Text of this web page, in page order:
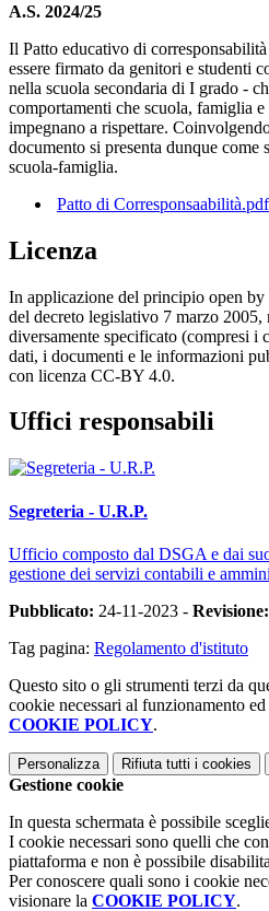
A.S. 2024/25
Il Patto educativo di
essere firmato da genitori e studenti
nella scuola secondaria di I grado -
comportamenti che scuola, famiglia
impegnano a rispettare.
documento si presenta dunque come
scuola-famiglia.
Patto di Corresponsaabilità.pdf
Licenza
In applicazione del principio open by
del decreto legislativo 7 marzo
diversamente specificato (compresi i
dati, i documenti e le informazioni
con licenza CC-BY 4.0.
Uffici responsabili
Segreteria - U.R.P.
Ufficio composto dal DSGA e dai
gestione dei servizi contabili e
Pubblicato: 24-11-2023 - Revisione:
Tag pagina: Regolamento d'istituto
Questo sito o gli strumenti terzi da
cookie necessari al funzionamento
COOKIE POLICY.
Personalizza Rifiuta tutti i cookies
Gestione cookie
In questa schermata è possibile
I cookie necessari sono quelli che
piattaforma e non è possibile
Per conoscere quali sono i cookie
visionare la COOKIE POLICY.